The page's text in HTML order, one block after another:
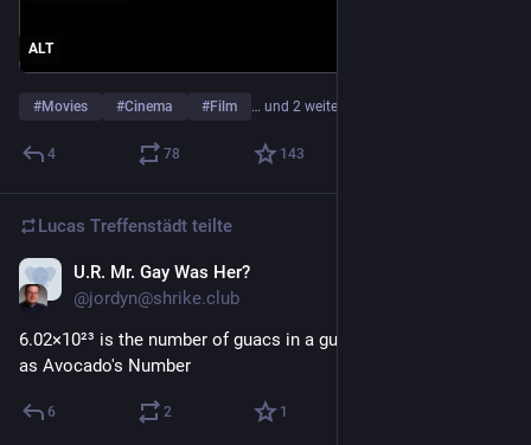
ALT
#Movies #Cinema #Film … und 2 weitere
4 78 143
Lucas Treffenstädt teilte
U.R. Mr. Gay Was Her?
@jordyn@shrike.club
6.02×10²³ is the number of guacs in a guacamole, also known
as Avocado's Number
6 2 1